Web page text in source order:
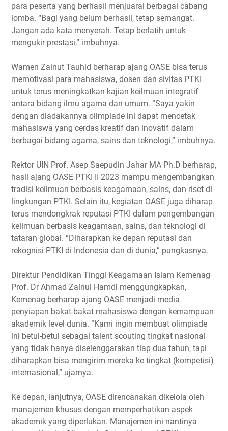
para peserta yang berhasil menjuarai berbagai cabang
lomba. “Bagi yang belum berhasil, tetap semangat.
Jangan ada kata menyerah. Tetap berlatih untuk
mengukir prestasi,” imbuhnya.
Wamen Zainut Tauhid berharap ajang OASE bisa terus
memotivasi para mahasiswa, dosen dan sivitas PTKI
untuk terus meningkatkan kajian keilmuan integratif
antara bidang ilmu agama dan umum. “Saya yakin
dengan diadakannya olimpiade ini dapat mencetak
mahasiswa yang cerdas kreatif dan inovatif dalam
berbagai bidang agama, sains dan teknologi,” imbuhnya.
Rektor UIN Prof. Asep Saepudin Jahar MA Ph.D berharap,
hasil ajang OASE PTKI II 2023 mampu mengembangkan
tradisi keilmuan berbasis keagamaan, sains, dan riset di
lingkungan PTKI. Selain itu, kegiatan OASE juga diharap
terus mendongkrak reputasi PTKI dalam pengembangan
keilmuan berbasis keagamaan, sains, dan teknologi di
tataran global. “Diharapkan ke depan reputasi dan
rekognisi PTKI di Indonesia dan di dunia,” pungkasnya.
Direktur Pendidikan Tinggi Keagamaan Islam Kemenag
Prof. Dr Ahmad Zainul Hamdi menggungkapkan,
Kemenag berharap ajang OASE menjadi media
penyiapan bakat-bakat mahasiswa dengan kemampuan
akademik level dunia. “Kami ingin membuat olimpiade
ini betul-betul sebagai talent scouting tingkat nasional
yang tidak hanya diselenggarakan tiap dua tahun, tapi
diharapkan bisa mengirim mereka ke tingkat (kompetisi)
internasional,” ujarnya.
Ke depan, lanjutnya, OASE direncanakan dikelola oleh
manajemen khusus dengan memperhatikan aspek
akademik yang diperlukan. Manajemen ini nantinya